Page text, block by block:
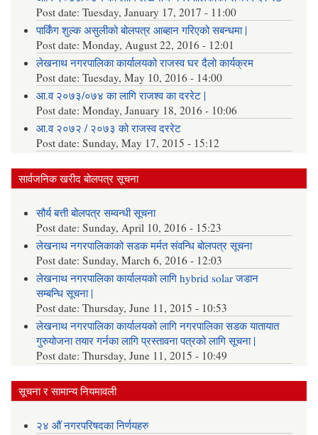
Post date:Tuesday, January 17, 2017 - 11:00
पार्किंग शुल्क असुलीको बोलपत्र आब्हान गरिएको सबन्धमा |
Post date:Monday, August 22, 2016 - 12:01
लेखनाथ नगरपालिका कार्यालयको राजस्व घर दैलो कार्यक्रम
Post date:Tuesday, May 10, 2016 - 14:00
आ.व २०७३/०७४ का लागि राजश्व का दररेट |
Post date:Monday, January 18, 2016 - 10:06
आ.व २०७२ / २०७३ को राजस्व दररेट
Post date:Sunday, May 17, 2015 - 15:12
सार्वजनिक खरीद बोलपत्र सूचना
सौर्य बत्ती बोलपत्र सम्वन्धी सूचना
Post date:Sunday, April 10, 2016 - 15:23
लेखनाथ नगरपालिकाको सडक मर्मत संवन्धि बोलपत्र सूचना
Post date:Sunday, March 6, 2016 - 12:03
लेखनाथ नगरपालिका कार्यालयको लागि hybrid solar जडान
सम्बन्धि सूचना |
Post date:Thursday, June 11, 2015 - 10:53
लेखनाथ नगरपालिका कार्यालयको लागि नगरपालिका सडक यातायात
गुरुयोजना तयार गर्नका लागि प्रस्तावना पत्रको लागि सूचना |
Post date:Thursday, June 11, 2015 - 10:49
सूचना र सामान्य नियमावली
२४ औं नगरपरिषदका निर्णयहरु